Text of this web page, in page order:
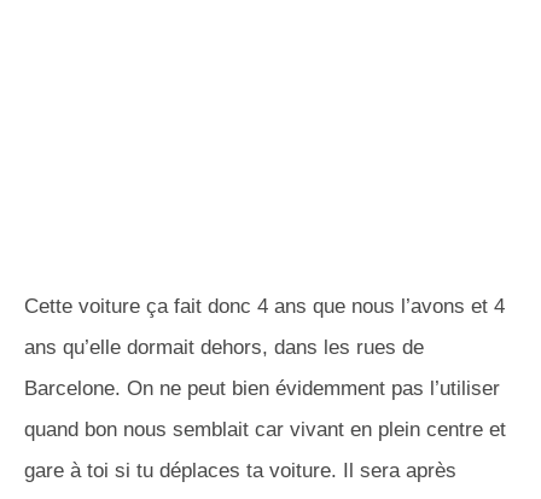
Cette voiture ça fait donc 4 ans que nous l’avons et 4
ans qu’elle dormait dehors, dans les rues de
Barcelone. On ne peut bien évidemment pas l’utiliser
quand bon nous semblait car vivant en plein centre et
gare à toi si tu déplaces ta voiture. Il sera après